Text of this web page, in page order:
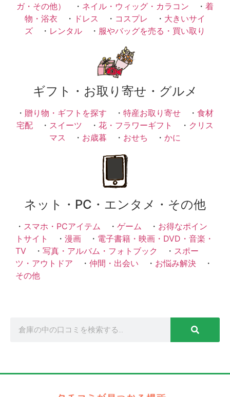
ガ・その他）
・ ネイル・ウィッグ・カラコン ・ 着
物・浴衣 ・ ドレス ・ コスプレ ・ 大きいサイ
ズ ・ レンタル ・ 服やバッグを売る・買い取り
ギフト・お取り寄せ・グルメ
・ 贈り物・ギフトを探す ・ 特産お取り寄せ ・ 食材
宅配 ・ スイーツ ・ 花・フラワーギフト ・ クリス
マス ・ お歳暮 ・ おせち ・ かに
ネット・PC・エンタメ・その他
・ スマホ・PCアイテム ・ ゲーム ・ お得なポイン
トサイト
・ 漫画 ・ 電子書籍・映画・DVD・音楽・
TV ・ 写真・アルバム・フォトブック ・ スポー
ツ・アウトドア ・ 仲間・出会い ・ お悩み解決 ・
その他